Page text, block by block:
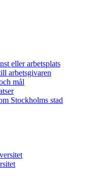
eller arbetsplats
arbetsgivaren
mål
Stockholms stad